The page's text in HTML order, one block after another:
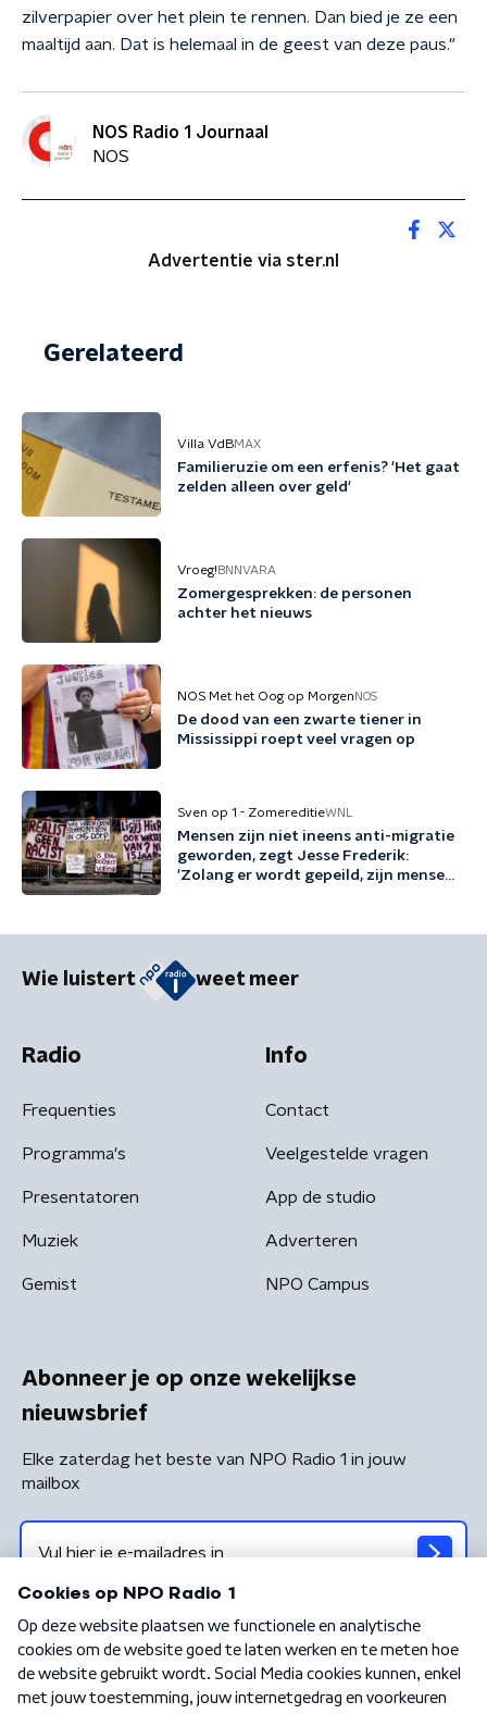
zilverpapier over het plein te rennen. Dan bied je ze een
maaltijd aan. Dat is helemaal in de geest van deze paus."
NOS Radio 1 Journaal
NOS
Advertentie via ster.nl
Gerelateerd
Villa VdBMAX
Familieruzie om een erfenis? 'Het gaat
zelden alleen over geld'
Vroeg! BNNVARA
Zomergesprekken: de personen
achter het nieuws
NOS Met het Oog op Morgen NOS
De dood van een zwarte tiener in
Mississippi roept veel vragen op
Sven op 1 - ZomereditieWNL
Mensen zijn niet ineens anti-migratie
geworden, zegt Jesse Frederik:
'Zolang er wordt gepeild, zijn mensen
Wie luistert weet meer
Radio
Frequenties
Programma's
Presentatoren
Muziek
Gemist
Info
Contact
Veelgestelde vragen
App de studio
Adverteren
NPO Campus
Abonneer je op onze wekelijkse
nieuwsbrief
Elke zaterdag het beste van NPO Radio 1 in jouw
mailbox
Algemene voorwaarden